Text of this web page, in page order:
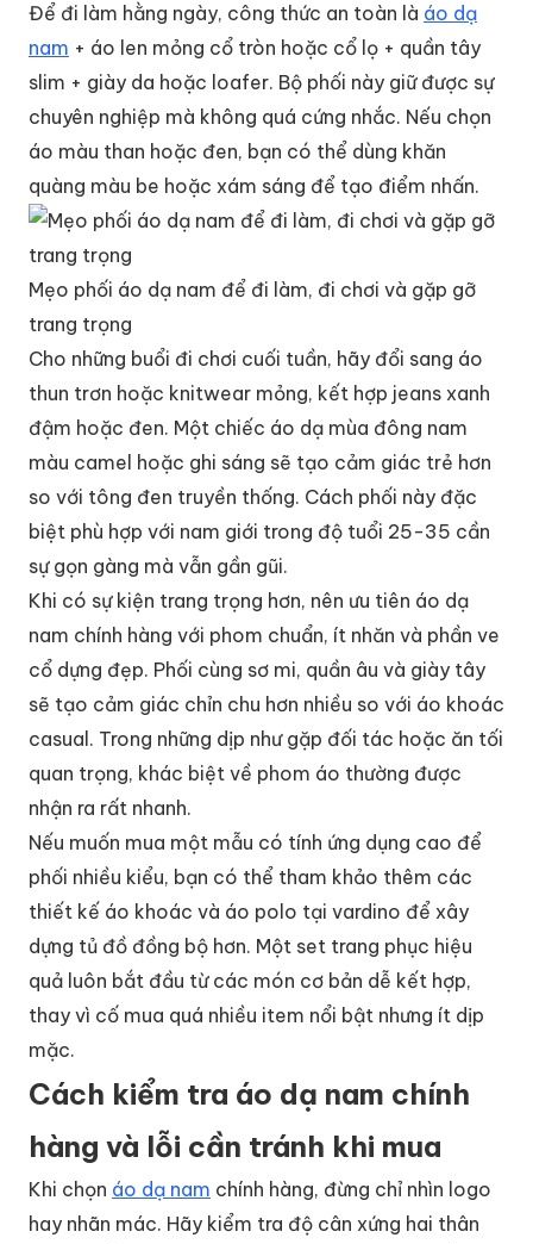
Để đi làm hằng ngày, công thức an toàn là áo dạ
nam + áo len mỏng cổ tròn hoặc cổ lọ + quần tây
slim + giày da hoặc loafer. Bộ phối này giữ được sự
chuyên nghiệp mà không quá cứng nhắc. Nếu chọn
áo màu than hoặc đen, bạn có thể dùng khăn
quàng màu be hoặc xám sáng để tạo điểm nhấn.
Mẹo phối áo dạ nam để đi làm, đi chơi và gặp gỡ
trang trọng
Cho những buổi đi chơi cuối tuần, hãy đổi sang áo
thun trơn hoặc knitwear mỏng, kết hợp jeans xanh
đậm hoặc đen. Một chiếc áo dạ mùa đông nam
màu camel hoặc ghi sáng sẽ tạo cảm giác trẻ hơn
so với tông đen truyền thống. Cách phối này đặc
biệt phù hợp với nam giới trong độ tuổi 25-35 cần
sự gọn gàng mà vẫn gần gũi.
Khi có sự kiện trang trọng hơn, nên ưu tiên áo dạ
nam chính hàng với phom chuẩn, ít nhăn và phần ve
cổ dựng đẹp. Phối cùng sơ mi, quần âu và giày tây
sẽ tạo cảm giác chỉn chu hơn nhiều so với áo khoác
casual. Trong những dịp như gặp đối tác hoặc ăn tối
quan trọng, khác biệt về phom áo thường được
nhận ra rất nhanh.
Nếu muốn mua một mẫu có tính ứng dụng cao để
phối nhiều kiểu, bạn có thể tham khảo thêm các
thiết kế áo khoác và áo polo tại vardino để xây
dựng tủ đồ đồng bộ hơn. Một set trang phục hiệu
quả luôn bắt đầu từ các món cơ bản dễ kết hợp,
thay vì cố mua quá nhiều item nổi bật nhưng ít dịp
mặc.
Cách kiểm tra áo dạ nam chính
hàng và lỗi cần tránh khi mua
Khi chọn áo dạ nam chính hàng, đừng chỉ nhìn logo
hay nhãn mác. Hãy kiểm tra độ cân xứng hai thân